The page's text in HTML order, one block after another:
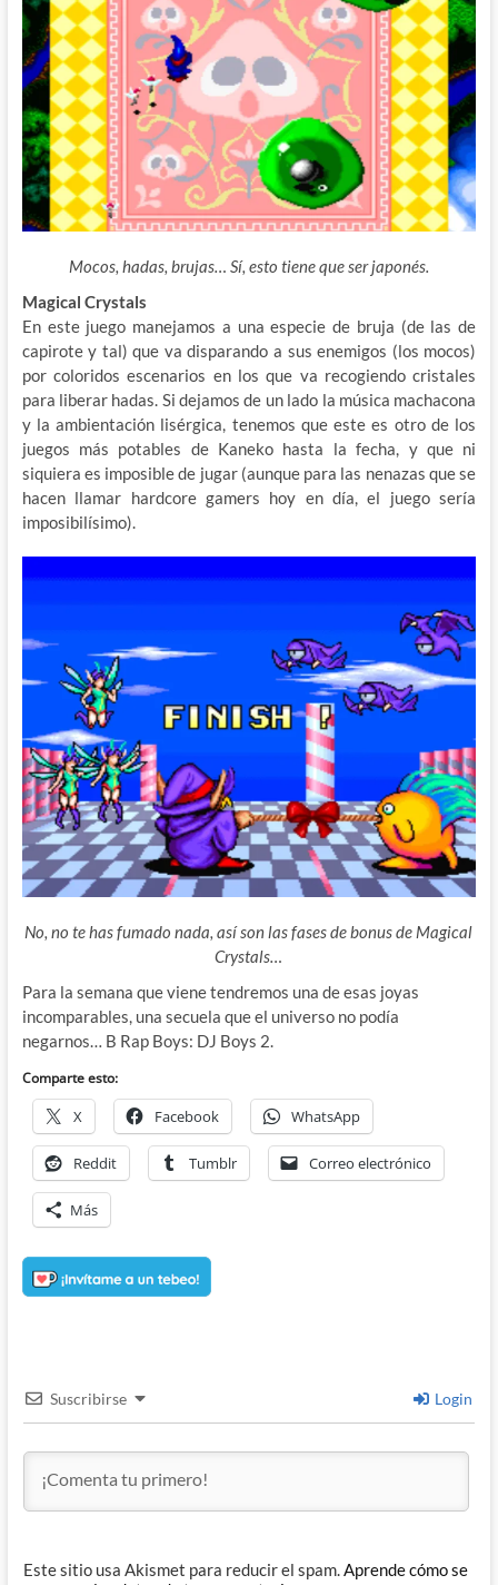
Mocos, hadas, brujas… Sí, esto tiene que ser japonés.
Magical Crystals
En este juego manejamos a una especie de bruja (de las de
capirote y tal) que va disparando a sus enemigos (los mocos)
por coloridos escenarios en los que va recogiendo cristales
para liberar hadas. Si dejamos de un lado la música machacona
y la ambientación lisérgica, tenemos que este es otro de los
juegos más potables de Kaneko hasta la fecha, y que ni
siquiera es imposible de jugar (aunque para las nenazas que se
hacen llamar hardcore gamers hoy en día, el juego sería
imposibilísimo).
No, no te has fumado nada, así son las fases de bonus de Magical
Crystals…
Para la semana que viene tendremos una de esas joyas
incomparables, una secuela que el universo no podía
negarnos… B Rap Boys: DJ Boys 2.
Comparte esto:
X Facebook WhatsApp
Reddit Tumblr Correo electrónico
Más
Suscribirse Login
Este sitio usa Akismet para reducir el spam.Aprende cómo se